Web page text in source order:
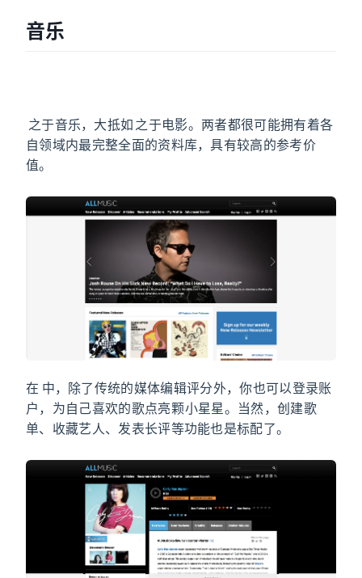
音乐
之于音乐，大抵如 IMDb 之于电影。两者都很可能拥有着各
自领域内最完整全面的资料库，具有较高的参考价
值。
在 AllMusic 中，除了传统的媒体编辑评分外，你也可以登录账
户，为自己喜欢的歌点亮 5 颗小星星。当然，创建歌
单、收藏艺人、发表长评等功能也是标配了。